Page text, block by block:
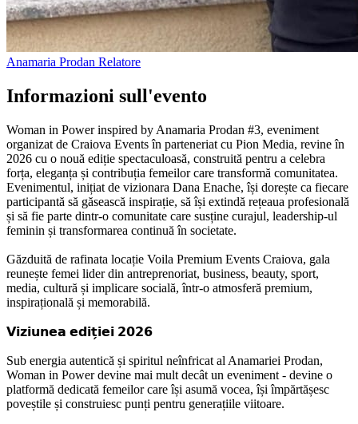
Anamaria Prodan Relatore
Informazioni sull'evento
Woman in Power inspired by Anamaria Prodan #3, eveniment
organizat de Craiova Events în parteneriat cu Pion Media, revine în
2026 cu o nouă ediție spectaculoasă, construită pentru a celebra
forța, eleganța și contribuția femeilor care transformă comunitatea.
Evenimentul, inițiat de vizionara Dana Enache, își dorește ca fiecare
participantă să găsească inspirație, să își extindă rețeaua profesională
și să fie parte dintr-o comunitate care susține curajul, leadership-ul
feminin și transformarea continuă în societate.
Găzduită de rafinata locație Voila Premium Events Craiova, gala
reunește femei lider din antreprenoriat, business, beauty, sport,
media, cultură și implicare socială, într-o atmosferă premium,
inspirațională și memorabilă.
𝗩𝗶𝘇𝗶𝘂𝗻𝗲𝗮 𝗲𝗱𝗶𝘁̗𝗶𝗲𝗶 𝟮𝟬𝟮𝟲
Sub energia autentică și spiritul neînfricat al Anamariei Prodan,
Woman in Power devine mai mult decât un eveniment - devine o
platformă dedicată femeilor care își asumă vocea, își împărtășesc
poveștile și construiesc punți pentru generațiile viitoare.